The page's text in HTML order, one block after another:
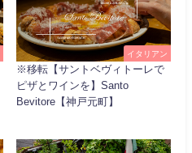
イタリアン
※移転【サントベヴィトーレで
ピザとワインを】Santo
Bevitore【神戸元町】